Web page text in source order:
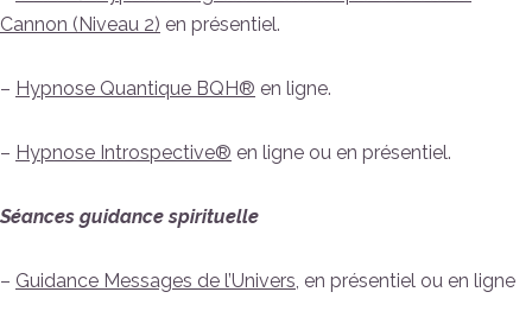
Cannon (Niveau 2) en présentiel.
– Hypnose Quantique BQH® en ligne.
– Hypnose Introspective® en ligne ou en présentiel.
Séances guidance spirituelle
– Guidance Messages de l’Univers, en présentiel ou en ligne